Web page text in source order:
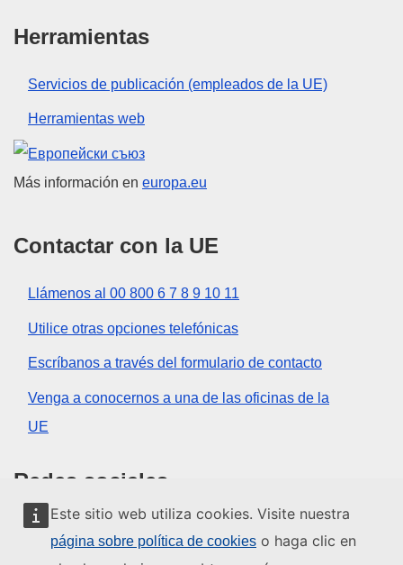
Este sitio web utiliza cookies. Visite nuestra
página sobre política de cookies o haga clic en
Herramientas
Servicios de publicación (empleados de la UE)
Herramientas web
Unión Europea
Más información en europa.eu
Contactar con la UE
Llámenos al 00 800 6 7 8 9 10 11
Utilice otras opciones telefónicas
Escríbanos a través del formulario de contacto
Venga a conocernos a una de las oficinas de la
UE
Redes sociales
Buscar los canales de la UE en las redes sociales